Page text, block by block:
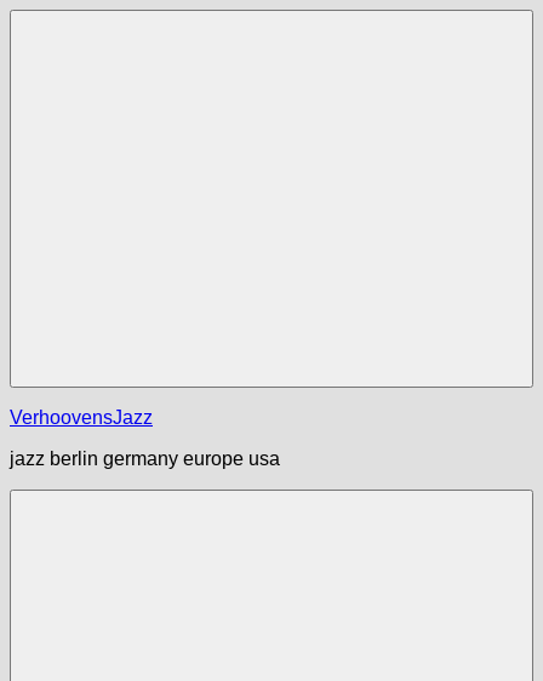
Zum
VerhoovensJazz
jazz berlin germany europe usa